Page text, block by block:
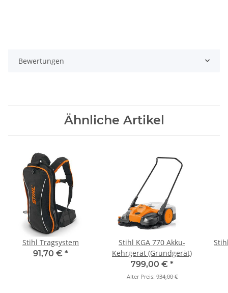
Bewertungen
Ähnliche Artikel
Stihl Tragsystem
91,70 € *
Stihl KGA 770 Akku-
Kehrgerät (Grundgerät)
799,00 € *
Alter Preis:934,00 €